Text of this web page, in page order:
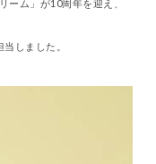
ーム」が10周年を迎え、
しました。